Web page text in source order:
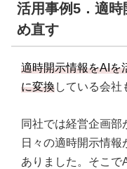
活用事例5．適
め直す
適時開示情報をAIを
に変換している会社
同社では経営企画部
日々の適時開示情
ありました。そこで